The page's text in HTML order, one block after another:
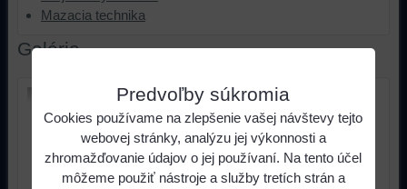
Mazacia technika
Galéria
Olejoznak
uhlový G
3/8 " 80 mm
Predvoľby súkromia
Cookies používame na zlepšenie vašej návštevy tejto
webovej stránky, analýzu jej výkonnosti a
zhromažďovanie údajov o jej používaní. Na tento účel
môžeme použiť nástroje a služby tretích strán a